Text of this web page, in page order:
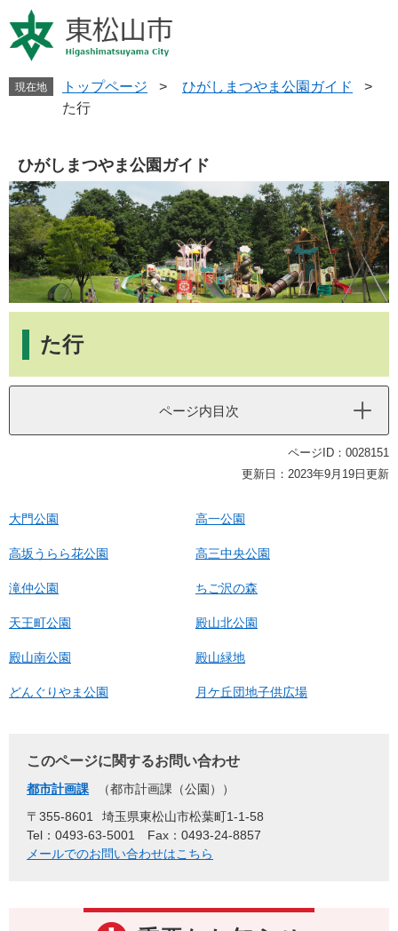
ー
ジ
ニ
ュ
文
へ
現在地 トップページ > ひがしまつやま公園ガイド
>
た行
ひがしまつやま公園ガイド
た行
ページ内目次
ページID：0028151
更新日：2023年9月19日更新
大門公園 高一公園
高坂うらら花公園 高三中央公園
滝仲公園 ちご沢の森
天王町公園 殿山北公園
殿山南公園 殿山緑地
どんぐりやま公園 月ケ丘団地子供広場
このページに関するお問い合わせ
都市計画課
都市計画課（公園）
〒355-8601
埼玉県東松山市松葉町1-1-58
Tel：0493-63-5001
Fax：0493-24-8857
メールでのお問い合わせはこちら